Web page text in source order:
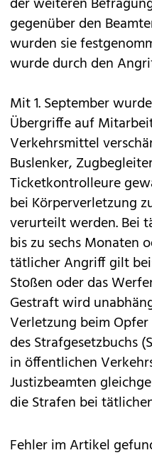
gegenüber den
wurden sie
wurde durch den
Mit 1. September
Übergriffe auf
Verkehrsmittel
Buslenker,
Ticketkontrolleure
bei Körperverletzung
verurteilt werden. Bei
bis zu sechs Monaten
tätlicher Angriff gilt
Stoßen oder das
Gestraft wird
Verletzung beim
des Strafgesetzbuchs
in öffentlichen
Justizbeamten
die Strafen bei
Fehler im Artikel